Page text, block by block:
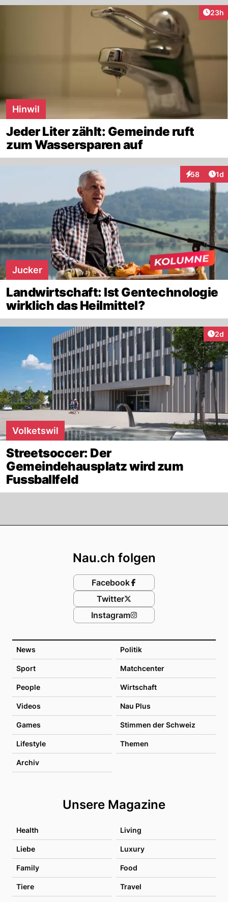
23h
Hinwil
Jeder Liter zählt: Gemeinde ruft
zum Wassersparen auf
58
Interaktionen
1d
Jucker
Landwirtschaft: Ist Gentechnologie
wirklich das Heilmittel?
2d
Volketswil
Streetsoccer: Der
Gemeindehausplatz wird zum
Fussballfeld
News Politik
Sport Matchcenter
People Wirtschaft
Videos Nau Plus
Games Stimmen der Schweiz
Lifestyle Themen
Archiv
Unsere Magazine
Health Living
Liebe Luxury
Family Food
Tiere Travel
Nau.ch folgen
Facebook
Twitter
Instagram